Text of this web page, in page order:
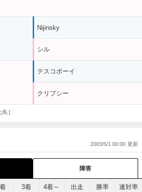
Nijinsky
シル
テスコボーイ
クリプシー
馬 ]
2003/5/1 00:00
障害
3着 4着～ 出走 勝率 連対率